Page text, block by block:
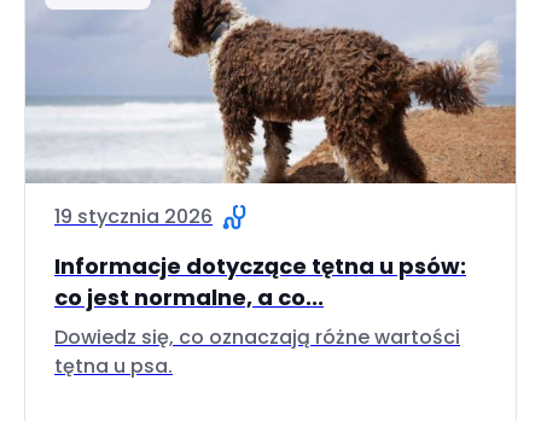
19 stycznia 2026
Informacje dotyczące tętna u psów:
co jest normalne, a co...
Dowiedz się, co oznaczają różne wartości
tętna u psa.